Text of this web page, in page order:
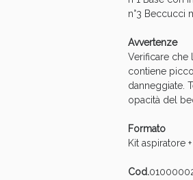
n°3 Beccucci
Avvertenze
Verificare che
contiene
danneggiate.
opacità del
Formato
Kit aspiratore
Cod.